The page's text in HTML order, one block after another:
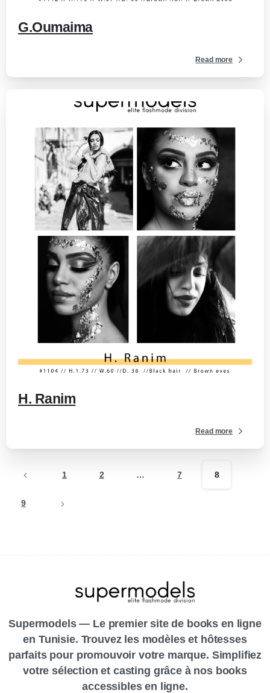
G.Oumaima
Read more
H. Ranim
Read more
1 2 … 7 8
9
Supermodels — Le premier site de books en ligne
en Tunisie. Trouvez les modèles et hôtesses
parfaits pour promouvoir votre marque. Simplifiez
votre sélection et casting grâce à nos books
accessibles en ligne.